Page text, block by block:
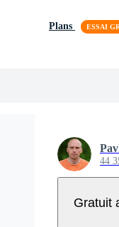
Plans
44
Gratuit